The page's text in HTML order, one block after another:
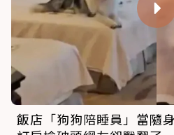
飯店「狗狗陪睡員」當隨